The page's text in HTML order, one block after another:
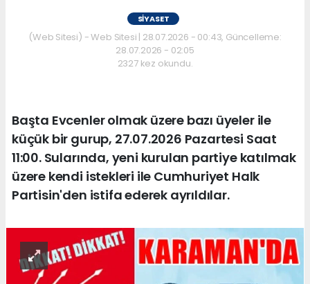
SIYASET
(Web Sitesi) - Web Sitesi | 28.07.2026 - 00:43, Güncelleme:
28.07.2026 - 02:05
2327 kez okundu.
Başta Evcenler olmak üzere bazı üyeler ile
küçük bir gurup, 27.07.2026 Pazartesi Saat
11:00. Sularında, yeni kurulan partiye katılmak
üzere kendi istekleri ile Cumhuriyet Halk
Partisin'den istifa ederek ayrıldılar.